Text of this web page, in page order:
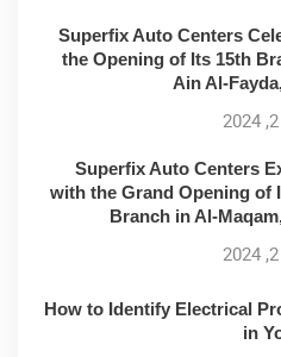
Superfix Auto Centers
the Opening of Its 15th
Ain Al-
Superfix Auto Centers
with the Grand Opening of
Branch in Al-
How to Identify Electrical
in